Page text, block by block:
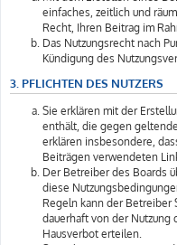
einfaches, zeitlich und
Recht, Ihren Beitrag im
Das Nutzungsrecht nach
Kündigung des
3. PFLICHTEN DES NUTZERS
Sie erklären mit der
enthält, die gegen
erklären insbesondere,
Beiträgen verwendeten
Der Betreiber des Boards
diese
Regeln kann der Betreiber
dauerhaft von der Nutzung
Hausverbot erteilen.